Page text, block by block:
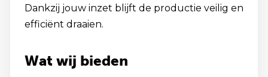
Dankzij jouw inzet blijft de productie veilig en
efficiënt draaien.
Wat wij bieden